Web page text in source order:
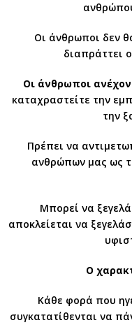
Οι άνθρωποι δεν
διαπράττει
Οι άνθρωποι
καταχραστείτε την
την
Πρέπει να
ανθρώπων μας ως
Μπορεί να
αποκλείεται να
Ο
Κάθε φορά που
συγκατατίθενται να